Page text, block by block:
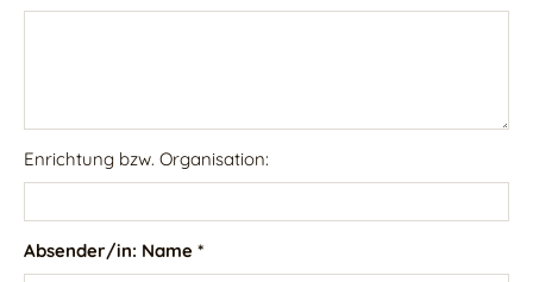
Enrichtung bzw. Organisation:
Absender/in: Name *